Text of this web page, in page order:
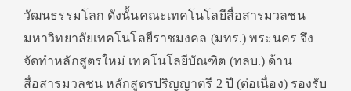
วัฒนธรรมโลก ดังนั้นคณะเทคโนโลยีสื่อสารมวลชน
มหาวิทยาลัยเทคโนโลยีราชมงคล (มทร.) พระนคร จึง
จัดทำหลักสูตรใหม่ เทคโนโลยีบัณฑิต (ทลบ.) ด้าน
สื่อสารมวลชน หลักสูตรปริญญาตรี 2 ปี (ต่อเนื่อง) รองรับ